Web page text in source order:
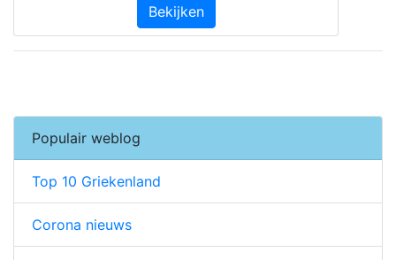
Bekijken
Populair weblog
Top 10 Griekenland
Corona nieuws